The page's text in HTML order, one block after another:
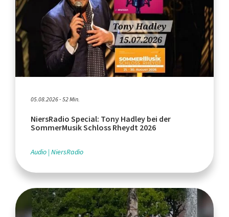
05.08.2026 - 52 Min.
NiersRadio Special: Tony Hadley bei der
SommerMusik Schloss Rheydt 2026
Audio NiersRadio